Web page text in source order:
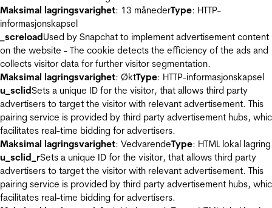
Maksimal lagringsvarighet: 13 månederType: HTTP-
informasjonskapsel
_screloadUsed by Snapchat to implement advertisement content
on the website - The cookie detects the efficiency of the ads and
collects visitor data for further visitor segmentation.
Maksimal lagringsvarighet: ØktType: HTTP-informasjonskapsel
u_sclidSets a unique ID for the visitor, that allows third party
advertisers to target the visitor with relevant advertisement. This
pairing service is provided by third party advertisement hubs,
facilitates real-time bidding for advertisers.
Maksimal lagringsvarighet: VedvarendeType: HTML lokal lagring
u_sclid_rSets a unique ID for the visitor, that allows third party
advertisers to target the visitor with relevant advertisement. This
pairing service is provided by third party advertisement hubs,
facilitates real-time bidding for advertisers.